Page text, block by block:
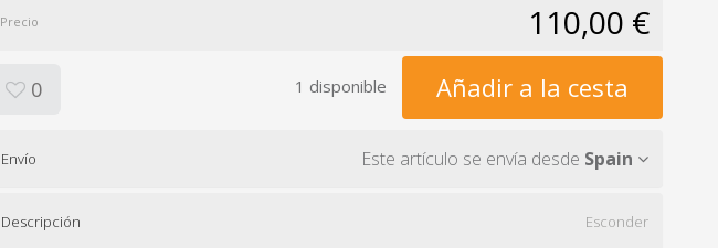
Precio 110,00 €
0 1 disponible Añadir a la cesta
Envío Este artículo se envía desde Spain
Descripción Esconder